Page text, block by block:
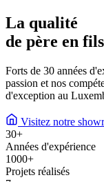
La qualité
de père en fils
Forts de 30 années
passion et nos
d'exception au
Visitez notre
30+
Années d'expérience
1000+
Projets réalisés